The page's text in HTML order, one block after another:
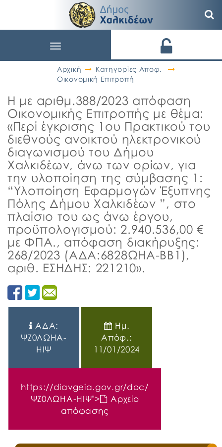
Toggle
Αρχική
Κατηγορίες Αποφ.
Οικονομική Επιτροπή
Η με αριθμ.388/2023 απόφαση
Οικονομικής Επιτροπής με θέμα:
«Περί έγκρισης 1ου Πρακτικού του
διεθνούς ανοικτού ηλεκτρονικού
διαγωνισμού του Δήμου
Χαλκιδέων, άνω των ορίων, για
την υλοποίηση της σύμβασης 1:
“Υλοποίηση Εφαρμογών Έξυπνης
Πόλης Δήμου Χαλκιδέων ”, στο
πλαίσιο του ως άνω έργου,
προϋπολογισμού: 2.940.536,00 €
με ΦΠΑ., απόφαση διακήρυξης:
268/2023 (ΑΔΑ:6828ΩΗΑ-ΒΒ1),
αριθ. ΕΣΗΔΗΣ: 221210».
ΑΔΑ:
ΨΖ0ΛΩΗΑ-
ΗΙΨ
Ημ.
Απόφ.:
11/01/2024
https://diavgeia.gov.gr/doc/
ΨΖ0ΛΩΗΑ-ΗΙΨ">
Αρχείο
απόφασης